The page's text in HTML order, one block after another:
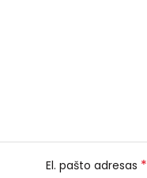
El. pašto adresas *